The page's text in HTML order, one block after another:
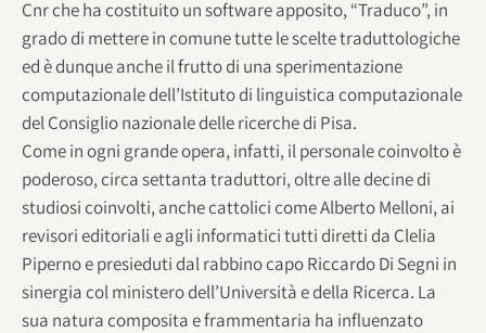
Cnr che ha costituito un software apposito, “Traduco”, in
grado di mettere in comune tutte le scelte traduttologiche
ed è dunque anche il frutto di una sperimentazione
computazionale dell’Istituto di linguistica computazionale
del Consiglio nazionale delle ricerche di Pisa.
Come in ogni grande opera, infatti, il personale coinvolto è
poderoso, circa settanta traduttori, oltre alle decine di
studiosi coinvolti, anche cattolici come Alberto Melloni, ai
revisori editoriali e agli informatici tutti diretti da Clelia
Piperno e presieduti dal rabbino capo Riccardo Di Segni in
sinergia col ministero dell’Università e della Ricerca. La
sua natura composita e frammentaria ha influenzato